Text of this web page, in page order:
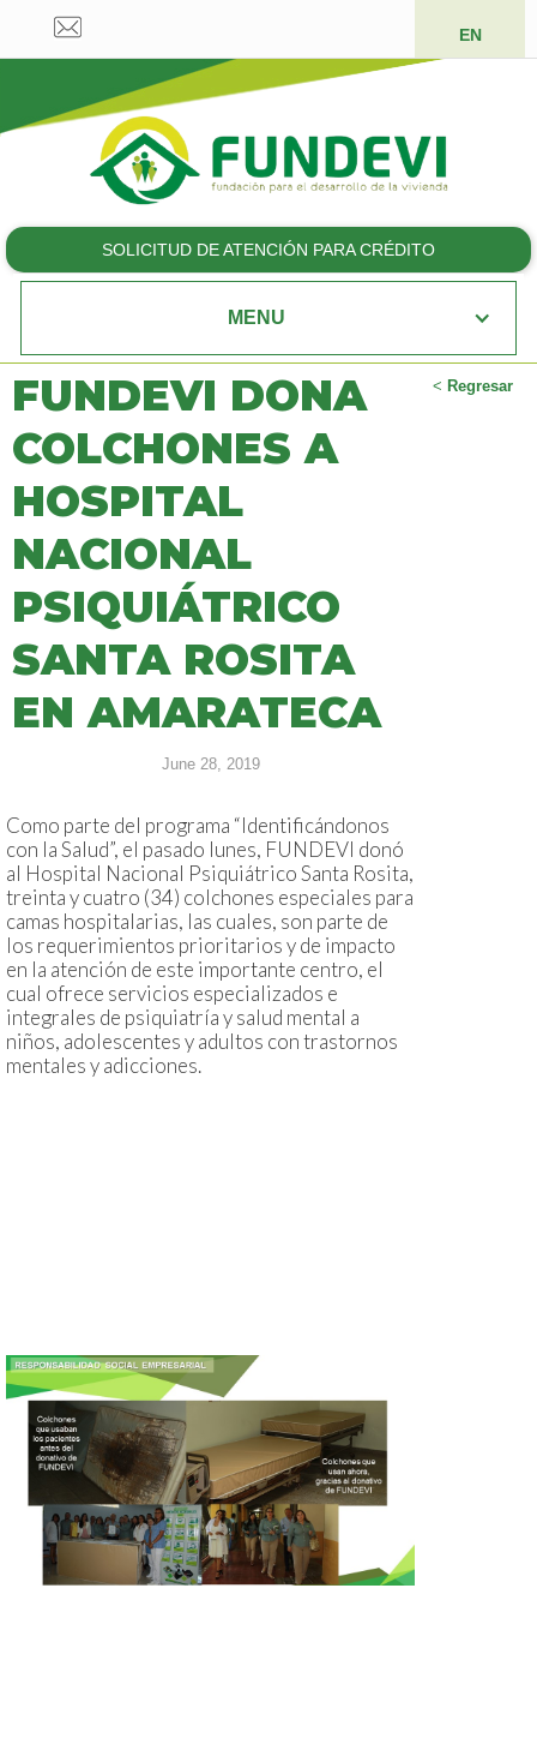
EN
SOLICITUD DE ATENCIÓN PARA CRÉDITO
MENU
< Regresar
FUNDEVI DONA
COLCHONES A
HOSPITAL
NACIONAL
PSIQUIÁTRICO
SANTA ROSITA
EN AMARATECA
June 28, 2019
Como parte del programa “Identificándonos
con la Salud”, el pasado lunes, FUNDEVI donó
al Hospital Nacional Psiquiátrico Santa Rosita,
treinta y cuatro (34) colchones especiales para
camas hospitalarias, las cuales, son parte de
los requerimientos prioritarios y de impacto
en la atención de este importante centro, el
cual ofrece servicios especializados e
integrales de psiquiatría y salud mental a
niños, adolescentes y adultos con trastornos
mentales y adicciones.